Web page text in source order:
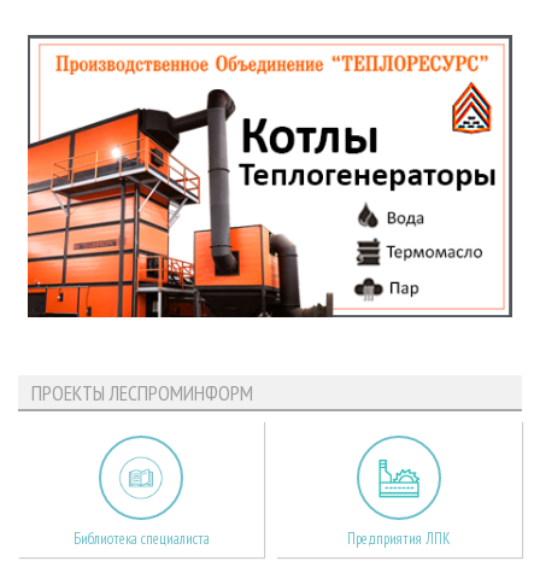
ПРОЕКТЫ ЛЕСПРОМИНФОРМ
Библиотека специалиста Предприятия ЛПК